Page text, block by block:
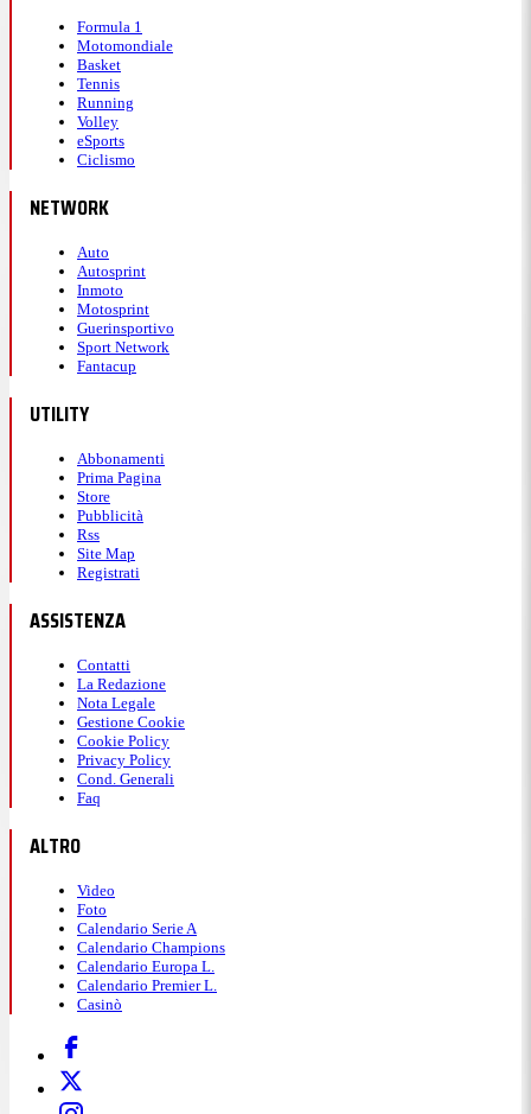
Formula 1
Motomondiale
Basket
Tennis
Running
Volley
eSports
Ciclismo
NETWORK
Auto
Autosprint
Inmoto
Motosprint
Guerinsportivo
Sport Network
Fantacup
UTILITY
Abbonamenti
Prima Pagina
Store
Pubblicità
Rss
Site Map
Registrati
ASSISTENZA
Contatti
La Redazione
Nota Legale
Gestione Cookie
Cookie Policy
Privacy Policy
Cond. Generali
Faq
ALTRO
Video
Foto
Calendario Serie A
Calendario Champions
Calendario Europa L.
Calendario Premier L.
Casinò